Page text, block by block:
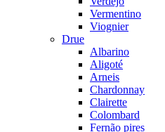
Vermentino
Viognier
Drue
Albarino
Aligoté
Arneis
Chardonnay
Clairette
Colombard
Fernão pires